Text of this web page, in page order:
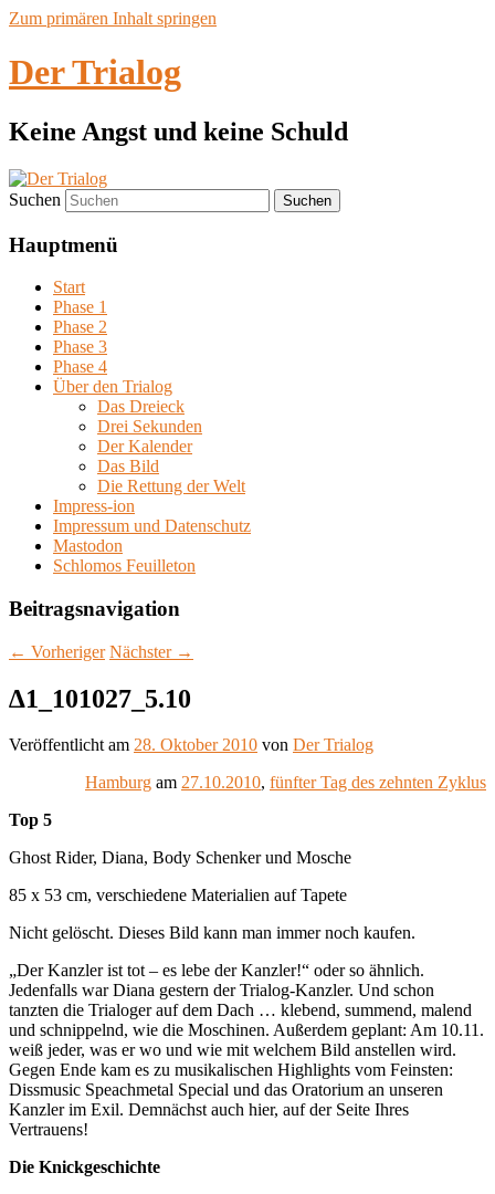
Zum primären Inhalt springen
Der Trialog
Keine Angst und keine Schuld
Suchen
Hauptmenü
Start
Phase 1
Phase 2
Phase 3
Phase 4
Über den Trialog
Das Dreieck
Drei Sekunden
Der Kalender
Das Bild
Die Rettung der Welt
Impress-ion
Impressum und Datenschutz
Mastodon
Schlomos Feuilleton
Beitragsnavigation
← Vorheriger Nächster →
∆1_101027_5.10
Veröffentlicht am 28. Oktober 2010 von Der Trialog
Hamburg am 27.10.2010, fünfter Tag des zehnten Zyklus
Top 5
Ghost Rider, Diana, Body Schenker und Mosche
85 x 53 cm, verschiedene Materialien auf Tapete
Nicht gelöscht. Dieses Bild kann man immer noch kaufen.
„Der Kanzler ist tot – es lebe der Kanzler!“ oder so ähnlich.
Jedenfalls war Diana gestern der Trialog-Kanzler. Und schon
tanzten die Trialoger auf dem Dach … klebend, summend, malend
und schnippelnd, wie die Moschinen. Außerdem geplant: Am 10.11.
weiß jeder, was er wo und wie mit welchem Bild anstellen wird.
Gegen Ende kam es zu musikalischen Highlights vom Feinsten:
Dissmusic Speachmetal Special und das Oratorium an unseren
Kanzler im Exil. Demnächst auch hier, auf der Seite Ihres
Vertrauens!
Die Knickgeschichte